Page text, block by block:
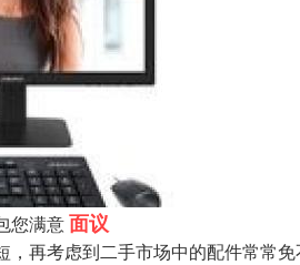
您满意面议
再考虑到二手市场中的配件常常